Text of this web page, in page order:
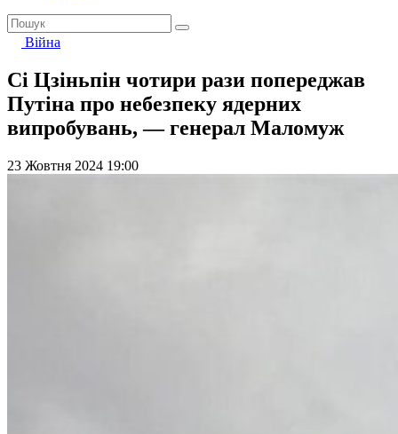
Війна
Сі Цзіньпін чотири рази попереджав
Путіна про небезпеку ядерних
випробувань, — генерал Маломуж
23 Жовтня 2024 19:00